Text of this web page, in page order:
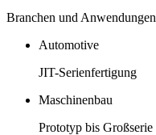
Branchen und Anwendungen
Automotive
JIT-Serienfertigung
Maschinenbau
Prototyp bis Großserie